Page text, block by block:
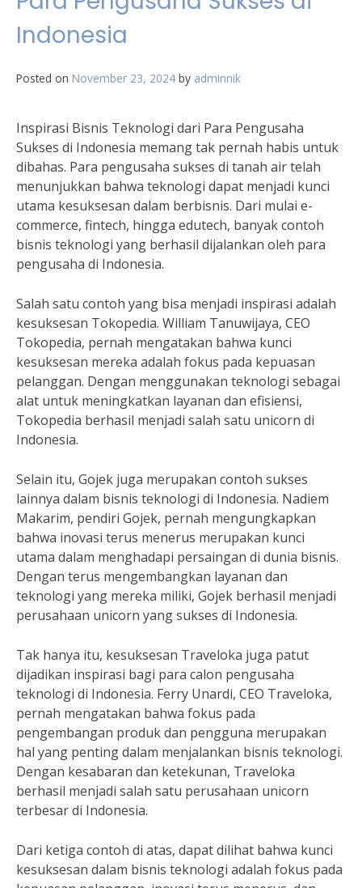
Indonesia
Posted on November 23, 2024 by adminnik
Inspirasi Bisnis Teknologi dari Para Pengusaha
Sukses di Indonesia memang tak pernah habis untuk
dibahas. Para pengusaha sukses di tanah air telah
menunjukkan bahwa teknologi dapat menjadi kunci
utama kesuksesan dalam berbisnis. Dari mulai e-
commerce, fintech, hingga edutech, banyak contoh
bisnis teknologi yang berhasil dijalankan oleh para
pengusaha di Indonesia.
Salah satu contoh yang bisa menjadi inspirasi adalah
kesuksesan Tokopedia. William Tanuwijaya, CEO
Tokopedia, pernah mengatakan bahwa kunci
kesuksesan mereka adalah fokus pada kepuasan
pelanggan. Dengan menggunakan teknologi sebagai
alat untuk meningkatkan layanan dan efisiensi,
Tokopedia berhasil menjadi salah satu unicorn di
Indonesia.
Selain itu, Gojek juga merupakan contoh sukses
lainnya dalam bisnis teknologi di Indonesia. Nadiem
Makarim, pendiri Gojek, pernah mengungkapkan
bahwa inovasi terus menerus merupakan kunci
utama dalam menghadapi persaingan di dunia bisnis.
Dengan terus mengembangkan layanan dan
teknologi yang mereka miliki, Gojek berhasil menjadi
perusahaan unicorn yang sukses di Indonesia.
Tak hanya itu, kesuksesan Traveloka juga patut
dijadikan inspirasi bagi para calon pengusaha
teknologi di Indonesia. Ferry Unardi, CEO Traveloka,
pernah mengatakan bahwa fokus pada
pengembangan produk dan pengguna merupakan
hal yang penting dalam menjalankan bisnis teknologi.
Dengan kesabaran dan ketekunan, Traveloka
berhasil menjadi salah satu perusahaan unicorn
terbesar di Indonesia.
Dari ketiga contoh di atas, dapat dilihat bahwa kunci
kesuksesan dalam bisnis teknologi adalah fokus pada